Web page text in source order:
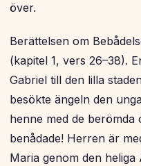
över.
Berättelsen om
(kapitel 1, vers 26–38).
Gabriel till den lilla
besökte ängeln den
henne med de berömda
benådade! Herren är
Maria genom den